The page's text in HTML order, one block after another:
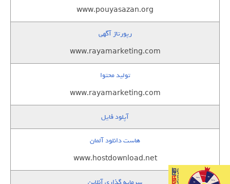
www.pouyasazan.org
رپورتاژ آگهی
www.rayamarketing.com
تولید محتوا
www.rayamarketing.com
آپلود فایل
هاست دانلود آلمان
www.hostdownload.net